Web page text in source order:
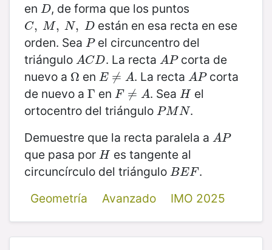
en D
D, de forma que los puntos
C, M, N, D
C, M, N , D
están en esa recta en ese
orden. Sea P
Pel circuncentro del
triángulo ACD
ACD . La recta A P
AP corta de
nuevo a Ω
Ω en E ≠ A
E≠A . La recta A P
AP corta
de nuevo a Γ
Γ en F ≠ A
F≠A . Sea H
Hel
ortocentro del triángulo PM N
PMN .
Demuestre que la recta paralela a A P
AP
que pasa por H
Hes tangente al
circuncírculo del triángulo BEF
BEF .
Geometría
Avanzado IMO 2025